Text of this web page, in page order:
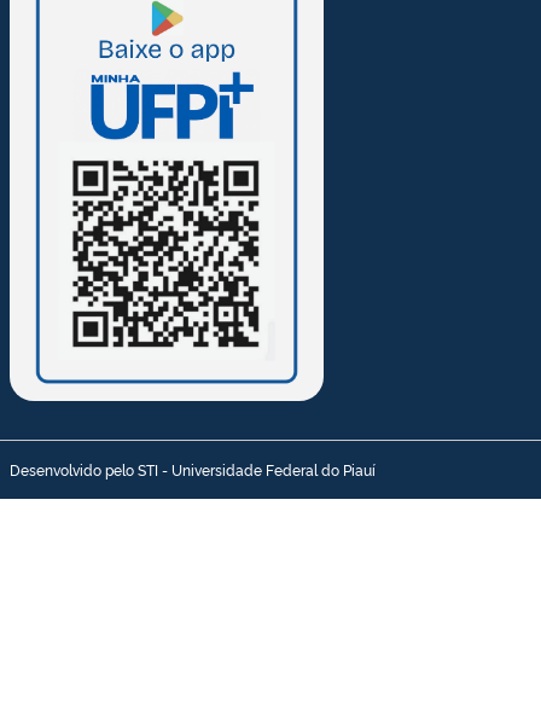
Desenvolvido pelo STI - Universidade Federal do Piauí